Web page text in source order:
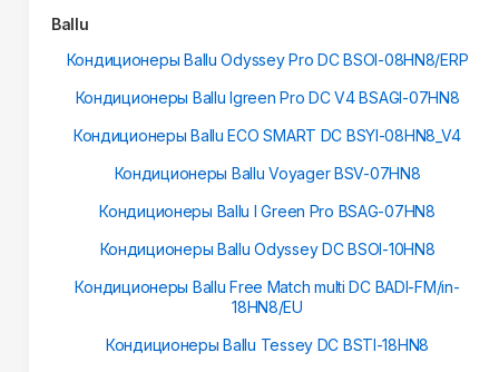
Ballu
Кондиционеры Ballu Odyssey Pro DC BSOI-08HN8/ERP
Кондиционеры Ballu Igreen Pro DC V4 BSAGI-07HN8
Кондиционеры Ballu ECO SMART DC BSYI-08HN8_V4
Кондиционеры Ballu Voyager BSV-07HN8
Кондиционеры Ballu I Green Pro BSAG-07HN8
Кондиционеры Ballu Odyssey DC BSOI-10HN8
Кондиционеры Ballu Free Match multi DC BADI-FM/in-
18HN8/EU
Кондиционеры Ballu Tessey DC BSTI-18HN8